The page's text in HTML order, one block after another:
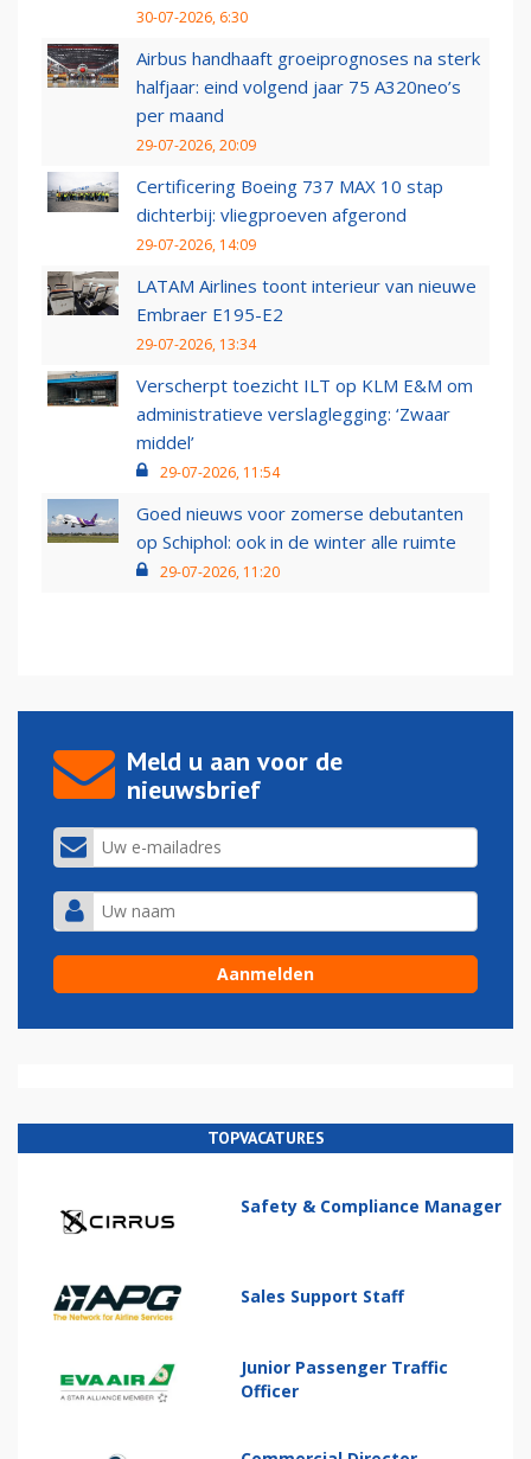
30-07-2026, 6:30
Airbus handhaaft groeiprognoses na sterk
halfjaar: eind volgend jaar 75 A320neo’s
per maand
29-07-2026, 20:09
Certificering Boeing 737 MAX 10 stap
dichterbij: vliegproeven afgerond
29-07-2026, 14:09
LATAM Airlines toont interieur van nieuwe
Embraer E195-E2
29-07-2026, 13:34
Verscherpt toezicht ILT op KLM E&M om
administratieve verslaglegging: ‘Zwaar
middel’
29-07-2026, 11:54
Goed nieuws voor zomerse debutanten
op Schiphol: ook in de winter alle ruimte
29-07-2026, 11:20
Meld u aan voor de
nieuwsbrief
TOPVACATURES
Safety & Compliance Manager
Sales Support Staff
Junior Passenger Traffic
Officer